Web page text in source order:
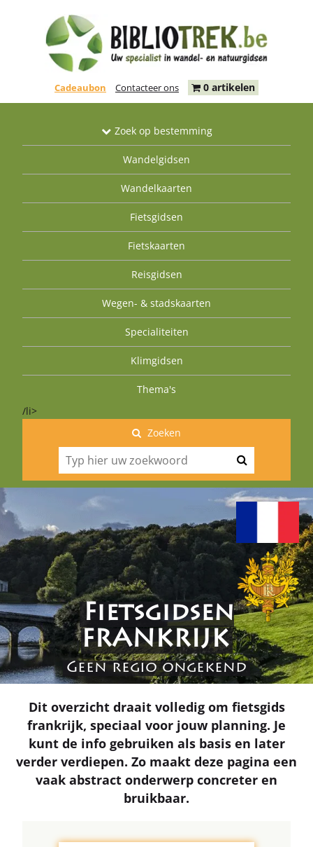
Cadeaubon Contacteer ons 0 artikelen
Zoek op bestemming
Wandelgidsen
Wandelkaarten
Fietsgidsen
Fietskaarten
Reisgidsen
Wegen- & stadskaarten
Specialiteiten
Klimgidsen
Thema's
/li>
Zoeken
Fietsgidsen
FRANKRIJK
Geen regio ongekend
Dit overzicht draait volledig om fietsgids
frankrijk, speciaal voor jouw planning. Je
kunt de info gebruiken als basis en later
verder verdiepen. Zo maakt deze pagina een
vaak abstract onderwerp concreter en
bruikbaar.